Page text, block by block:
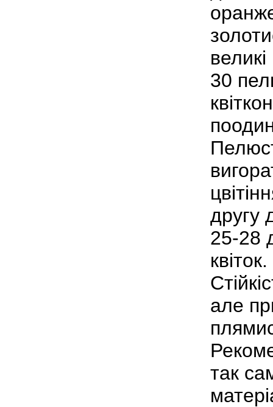
30
другу
25-28
але
так